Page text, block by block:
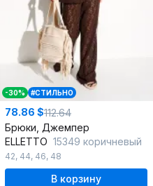
-30% #СТИЛЬНО
78.86 $112.64
Брюки, Джемпер
ELLETTO 15349 коричневый
42, 44, 46, 48
В корзину